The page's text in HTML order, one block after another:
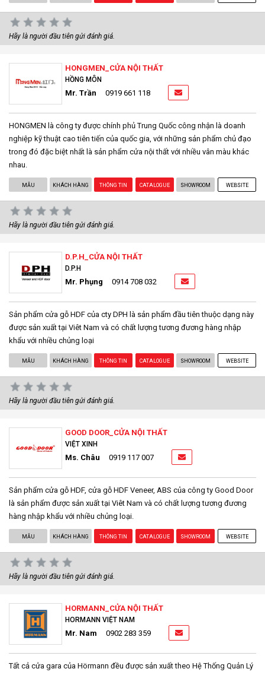
Hãy là người đầu tiên gửi đánh giá.
HONGMEN_CỬA NỘI THẤT
HỒNG MÔN
Mr. Trần 0919 661 118
HONGMEN là công ty được chính phủ Trung Quốc công nhận là doanh
nghiệp kỹ thuật cao tiên tiến của quốc gia, với những sản phẩm chủ đạo
trong đó đặc biệt nhất là sản phẩm cửa nội thất với nhiều vân màu khác
nhau.
MẪU KHÁCH HÀNG THÔNG TIN CATALOGUE SHOWROOM WEBSITE
Hãy là người đầu tiên gửi đánh giá.
D.P.H_CỬA NỘI THẤT
D.P.H
Mr. Phụng 0914 708 032
Sản phẩm cửa gỗ HDF của cty DPH là sản phẩm đầu tiên thuộc dạng này
được sản xuất tại Viêt Nam và có chất lượng tương đương hàng nhập
khẩu với nhiều chủng loại
MẪU KHÁCH HÀNG THÔNG TIN CATALOGUE SHOWROOM WEBSITE
Hãy là người đầu tiên gửi đánh giá.
GOOD DOOR_CỬA NỘI THẤT
VIỆT XINH
Ms. Châu 0919 117 007
Sản phẩm cửa gỗ HDF, cửa gỗ HDF Veneer, ABS của công ty Good Door
là sản phẩm được sản xuất tại Viêt Nam và có chất lượng tương đương
hàng nhập khẩu với nhiều chủng loại.
MẪU KHÁCH HÀNG THÔNG TIN CATALOGUE SHOWROOM WEBSITE
Hãy là người đầu tiên gửi đánh giá.
HORMANN_CỬA NỘI THẤT
HORMANN VIỆT NAM
Mr. Nam 0902 283 359
Tất cả cửa gara của Hörmann đều được sản xuất theo Hệ Thống Quản Lý